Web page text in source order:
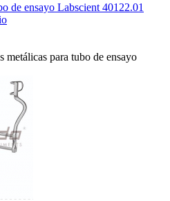
de ensayo Labscient 40122.01
metálicas para tubo de ensayo